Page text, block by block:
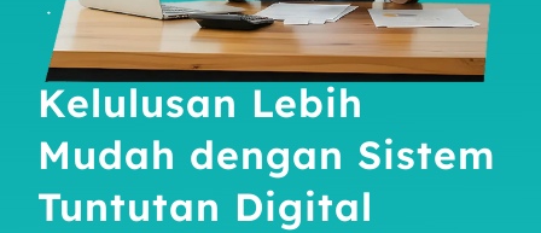
Kelulusan Lebih
Mudah dengan Sistem
Tuntutan Digital